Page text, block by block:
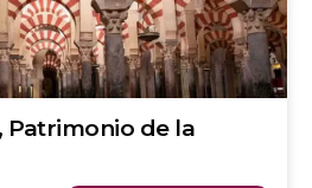
Patrimonio de la